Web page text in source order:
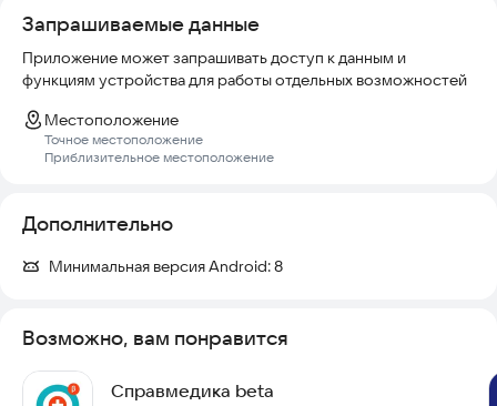
Запрашиваемые данные
Приложение может запрашивать доступ к данным и
функциям устройства для работы отдельных возможностей
Местоположение
Точное местоположение
Приблизительное местоположение
Дополнительно
Минимальная версия Android:8
Возможно, вам понравится
Справмедика beta